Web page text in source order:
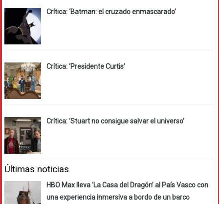
Crítica: ‘Batman: el cruzado enmascarado’
Crítica: ‘Presidente Curtis’
Crítica: ‘Stuart no consigue salvar el universo’
Últimas noticias
HBO Max lleva ‘La Casa del Dragón’ al País Vasco con
una experiencia inmersiva a bordo de un barco